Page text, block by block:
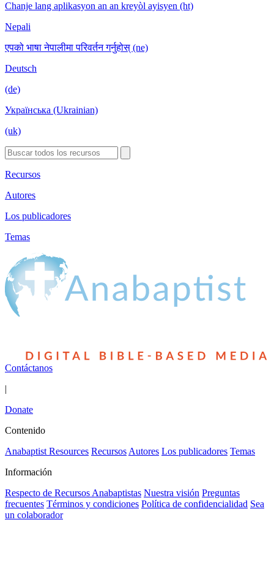
Chanje lang aplikasyon an an kreyòl ayisyen (ht)
Nepali
एपको भाषा नेपालीमा परिवर्तन गर्नुहोस् (ne)
Deutsch
(de)
Українська (Ukrainian)
(uk)
Recursos
Autores
Los publicadores
Temas
Contáctanos
|
Donate
Contenido
Anabaptist Resources Recursos Autores Los publicadores Temas
Información
Respecto de Recursos Anabaptistas Nuestra visión Preguntas
frecuentes Términos y condiciones Política de confidencialidad Sea
un colaborador